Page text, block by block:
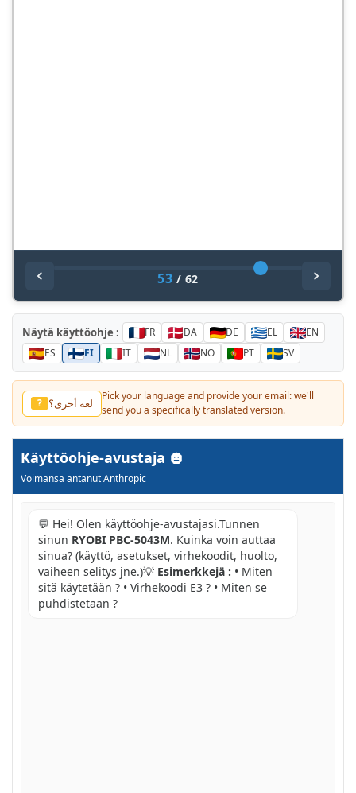
53 / 62
Näytä käyttöohje : FR DA DE EL
EN
ES
FI IT NL NO PT SV
? لغة أخرى؟
Pick your language and provide your email: we'll
send you a specifically translated version.
Käyttöohje-avustaja
Voimansa antanut Anthropic
💬 Hei! Olen käyttöohje-avustajasi.Tunnen
sinun RYOBI PBC-5043M. Kuinka voin auttaa
sinua? (käyttö, asetukset, virhekoodit, huolto,
vaiheen selitys jne.)💡 Esimerkkejä : • Miten
sitä käytetään ? • Virhekoodi E3 ? • Miten se
puhdistetaan ?